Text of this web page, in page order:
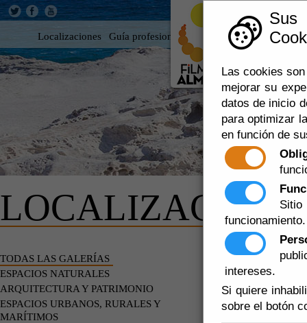
Las cookies
mejorar su
datos de inicio
para optimizar
en función de
funcionamiento.
intereses.
Si quiere
sobre el botón
Localizaciones Guía profesional Rodar en Almería 360
TODAS LAS GALERÍAS
ESPACIOS NATURALES
ARQUITECTURA Y PATRIMONIO
ESPACIOS URBANOS, RURALES Y
MARÍTIMOS
CASTILLO DE